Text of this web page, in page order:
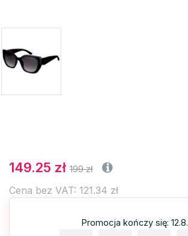
149.25 zł 199 zł
Cena bez VAT: 121.34 zł
Promocja kończy się: 12.8.